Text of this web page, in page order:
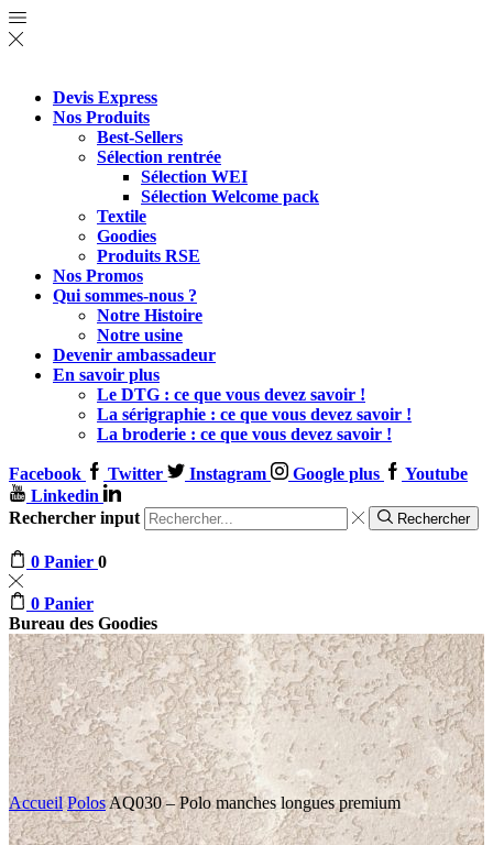
Devis Express
Nos Produits
Best-Sellers
Sélection rentrée
Sélection WEI
Sélection Welcome pack
Textile
Goodies
Produits RSE
Nos Promos
Qui sommes-nous ?
Notre Histoire
Notre usine
Devenir ambassadeur
En savoir plus
Le DTG : ce que vous devez savoir !
La sérigraphie : ce que vous devez savoir !
La broderie : ce que vous devez savoir !
Facebook Twitter Instagram Google plus
Youtube
Linkedin
Rechercher input
Rechercher
0 Panier 0
0 Panier
Bureau des Goodies
Accueil PolosAQ030 – Polo manches longues premium